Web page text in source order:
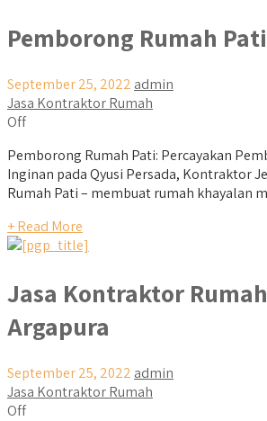
Pemborong Rumah Pati
September 25, 2022 admin
Jasa Kontraktor Rumah
Off
Pemborong Rumah Pati: Percayakan
Inginan pada Qyusi Persada, Kontraktor
Rumah Pati – membuat rumah khayalan
+ Read More
Jasa Kontraktor
Argapura
September 25, 2022 admin
Jasa Kontraktor Rumah
Off